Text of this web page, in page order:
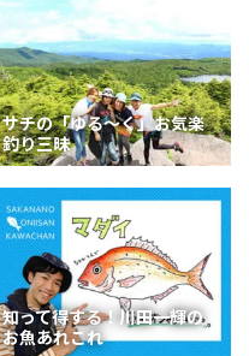
サチの「ゆる～く」お気楽
釣り三昧
知って得する！川田一輝の
お魚あれこれ